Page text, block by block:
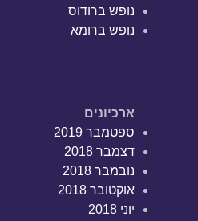
נופש ברודוס
נופש ברומא
ארכיונים
ספטמבר 2019
דצמבר 2018
נובמבר 2018
אוקטובר 2018
יוני 2018